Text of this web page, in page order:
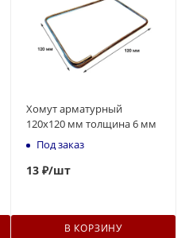
Хомут арматурный
120х120 мм толщина 6 мм
Под заказ
13 ₽/шт
В КОРЗИНУ